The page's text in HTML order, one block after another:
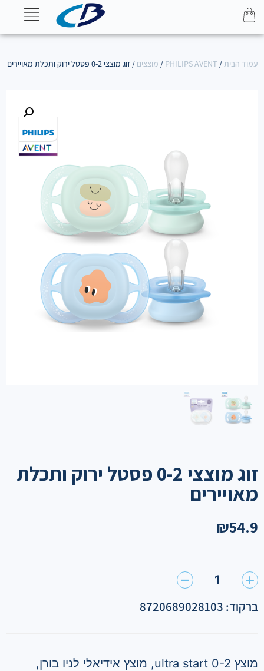
עמוד הבית/
PHILIPS AVENT
/ מוצצים / זוג מוצצי 0-2 פסטל ירוק ותכלת מאויירים
זוג מוצצי 0-2 פסטל ירוק ותכלת
מאויירים
₪54.9
1
ברקוד: 8720689028103
מוצץ ultra start 0-2, מוצץ אידיאלי לניו בורן,